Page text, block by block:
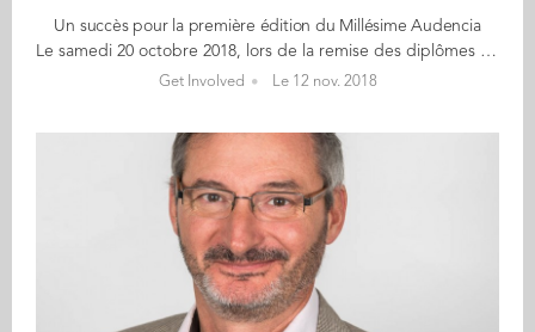
Un succès pour la première édition du Millésime Audencia
Le samedi 20 octobre 2018, lors de la remise des diplômes de la promotion Grande École 2018, a été distribuée la première édition de la cuvée de promotion Audencia. Un Millésime Audencia qui a impulsé une nouvelle dynamique pour le fonds Class Gift de la Fondation de l'école. L'idée de ce Millésime est née de l'envie de laisser un souvenir de cette journée si particulière et des belles années passées à l'École. La Fondation Audencia a ainsi choisi de soutenir le projet de Florentin Cugnot (GE 19) et Valentin Bros (GE19). Ces deux étudiants entrepreneurs ont fondé Monsieur W, entreprise spécialisée dans la sélection et l'achat de vin pour les grands événements et dans la conception d'étiquettes sur-mesure. C'est le Domaine de la Chevalerie qui a été retenu pour ce Millésime Audencia. Situé à Bourgueil, il se distingue par une histoire de plus de 400 ans et son affirmation pionnière pour la culture biodynamique. Pour une bouteille achetée 5€ étaient reversés à la Fondation Audencia et son fonds Class Gift, pour le financement de projets entrepreneuriaux et associatifs portés par les étudiants de l'école. Cela permet de tisser des liens entre les différentes promotions, puisque grâce au fonds, la promotion sortante finance les projets des promotions suivantes. Les diplômés du programme Grande École 2018 ont ainsi été les premiers à pouvoir s'offrir leur cuvée de promotion le 20 octobre, et ainsi participer au développement du fonds Class Gift. L'opération a été un succès et l'intégralité de la cuvée a été distribuée pendant la cérémonie. Un grand bravo à Florentin et Valentin, et bien sûr un grand bravo à tous nos diplômés GE18 !
Get Involved Le 12 nov. 2018